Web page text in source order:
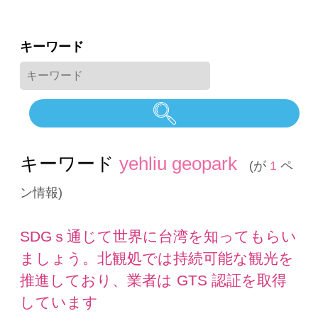
キーワード
キーワード yehliu geopark (が 1 ペ
ン情報)
SDGｓ通じて世界に台湾を知ってもらい
ましょう。北観処では持続可能な観光を
推進しており、業者は GTS 認証を取得
しています